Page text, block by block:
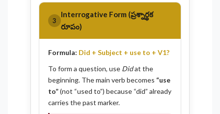
3
Interrogative Form (ప్రశ్నార్థక
రూపం)
Formula: Did + Subject + use to + V1?
To form a question, use Didat the
beginning. The main verb becomes “use
to”(not “used to”) because “did” already
carries the past marker.